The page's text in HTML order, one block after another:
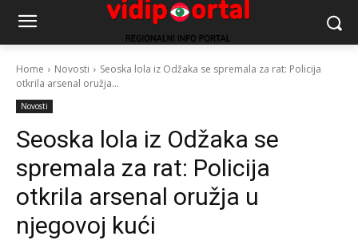
Home Novosti
Seoska lola iz Odžaka se spremala za rat: Policija
otkrila arsenal oružja...
Novosti
Seoska lola iz Odžaka se
spremala za rat: Policija
otkrila arsenal oružja u
njegovoj kući